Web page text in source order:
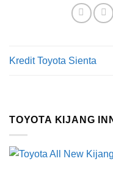
Kredit Toyota Sienta
TOYOTA KIJANG